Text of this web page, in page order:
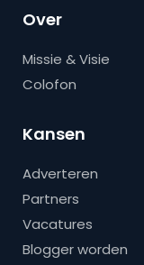
Over
Missie & Visie
Colofon
Kansen
Adverteren
Partners
Vacatures
Blogger worden